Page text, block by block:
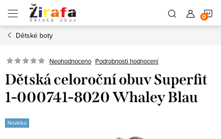
obsah
Dětské boty
Neohodnoceno Podrobnosti hodnocení
Dětská celoroční obuv Superfit
1-000741-8020 Whaley Blau
Novinka